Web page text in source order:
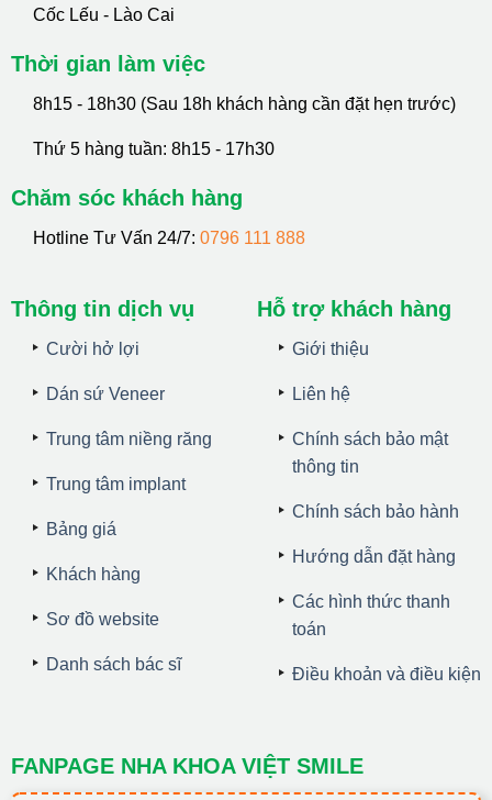
Cốc Lếu - Lào Cai
Thời gian làm việc
8h15 - 18h30 (Sau 18h khách hàng cần đặt hẹn trước)
Thứ 5 hàng tuần: 8h15 - 17h30
Chăm sóc khách hàng
Hotline Tư Vấn 24/7: 0796 111 888
Thông tin dịch vụ
Cười hở lợi
Dán sứ Veneer
Trung tâm niềng răng
Trung tâm implant
Bảng giá
Khách hàng
Sơ đồ website
Danh sách bác sĩ
Hỗ trợ khách hàng
Giới thiệu
Liên hệ
Chính sách bảo mật
thông tin
Chính sách bảo hành
Hướng dẫn đặt hàng
Các hình thức thanh
toán
Điều khoản và điều kiện
FANPAGE NHA KHOA VIỆT SMILE